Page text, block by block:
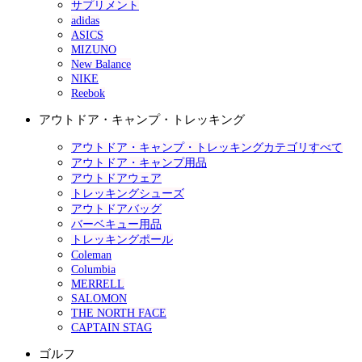
サプリメント
adidas
ASICS
MIZUNO
New Balance
NIKE
Reebok
アウトドア・キャンプ・トレッキング
アウトドア・キャンプ・トレッキングカテゴリすべて
アウトドア・キャンプ用品
アウトドアウェア
トレッキングシューズ
アウトドアバッグ
バーベキュー用品
トレッキングポール
Coleman
Columbia
MERRELL
SALOMON
THE NORTH FACE
CAPTAIN STAG
ゴルフ